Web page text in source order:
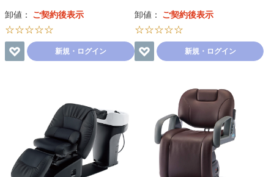
卸値： ご契約後表示
☆☆☆☆☆
新規・ログイン
卸値： ご契約後表示
☆☆☆☆☆
新規・ログイン